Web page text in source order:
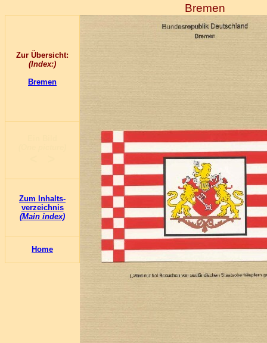
Bremen
Zur Übersicht:
(Index:)
Bremen
Zum Inhalts-
verzeichnis
(Main index)
Home